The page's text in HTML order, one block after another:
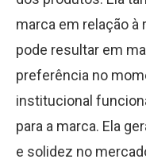
marca em relação
pode resultar em
preferência no
institucional
para a marca. Ela
e solidez no